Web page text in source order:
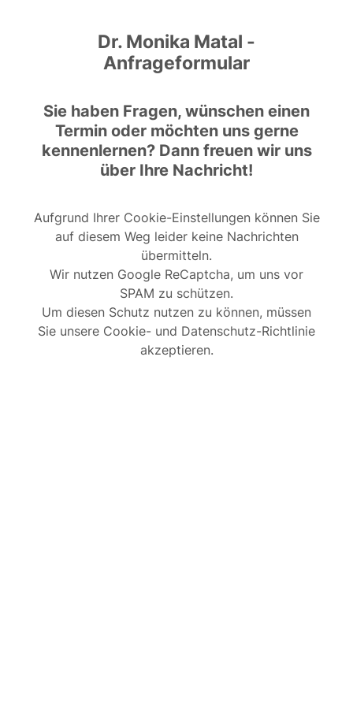
Dr. Monika Matal -
Anfrageformular
Sie haben Fragen, wünschen einen
Termin oder möchten uns gerne
kennenlernen? Dann freuen wir uns
über Ihre Nachricht!
Aufgrund Ihrer Cookie-Einstellungen können Sie
auf diesem Weg leider keine Nachrichten
übermitteln.
Wir nutzen Google ReCaptcha, um uns vor
SPAM zu schützen.
Um diesen Schutz nutzen zu können, müssen
Sie unsere Cookie- und Datenschutz-Richtlinie
akzeptieren.